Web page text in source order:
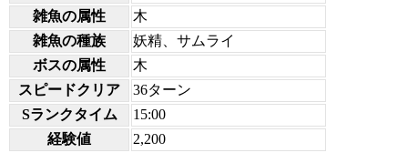
雑魚の属性
木
雑魚の種族
妖精、サムライ
ボスの属性
木
スピードクリア
36ターン
Sランクタイム
15:00
経験値
2,200